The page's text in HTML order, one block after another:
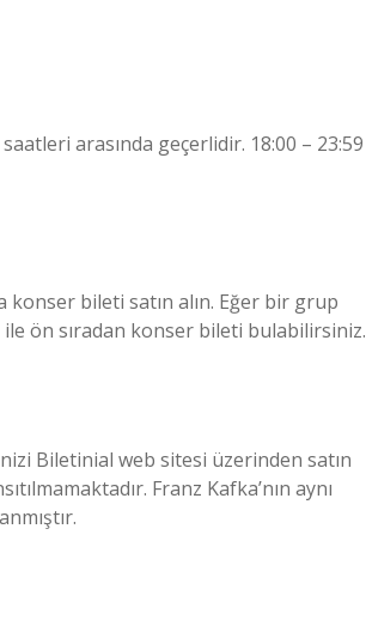
arasında geçerlidir. 18:00 – 23:59
konser bileti satın alın. Eğer bir grup
ön sıradan konser bileti bulabilirsiniz.
Biletinial web sitesi üzerinden satın
Franz Kafka’nın aynı